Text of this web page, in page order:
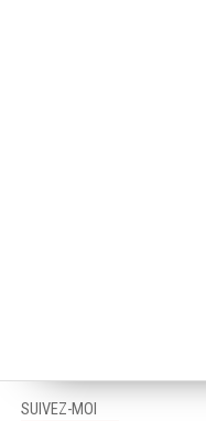
SUIVEZ-MOI